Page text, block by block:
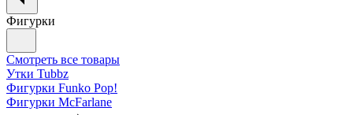
Фигурки
Смотреть все товары
Утки Tubbz
Фигурки Funko Pop!
Фигурки McFarlane